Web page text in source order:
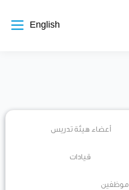
English
أعضاء هيئة تدريس
قيادات
موظفين